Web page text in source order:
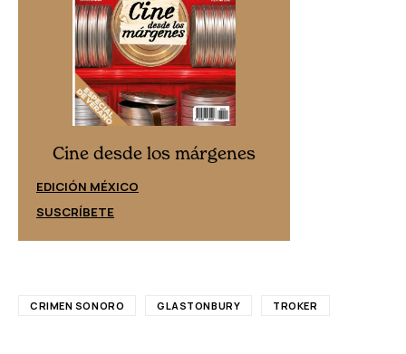
Cine desde los márgenes
EDICIÓN MÉXICO
SUSCRÍBETE
CRIMEN SONORO GLASTONBURY TROKER